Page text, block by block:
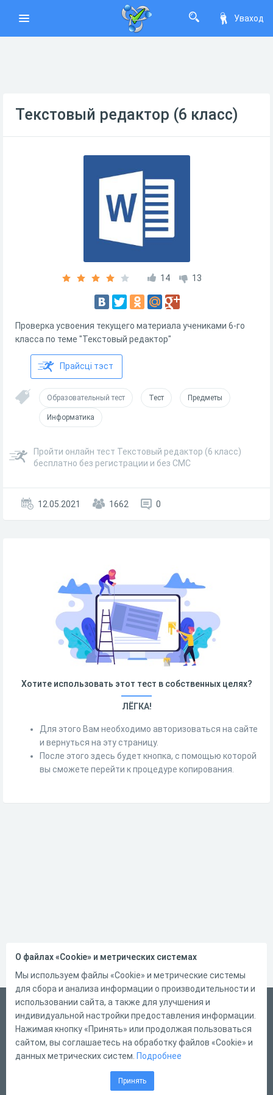
Уваход
Текстовый редактор (6 класс)
14 13
Проверка усвоения текущего материала учениками 6-го
класса по теме "Текстовый редактор"
Прайсці тэст
Образовательный тест Тест Предметы
Информатика
Пройти онлайн тест Текстовый редактор (6 класс)
бесплатно без регистрации и без СМС
12.05.2021 1662 0
Хотите использовать этот тест в собственных целях?
ЛЁГКА!
Для этого Вам необходимо авторизоваться на сайте
и вернуться на эту страницу.
После этого здесь будет кнопка, с помощью которой
вы сможете перейти к процедуре копирования.
Беларускі
Справка
Форма обратной связи
О файлах «Cookie» и метрических системах
Мы используем файлы «Cookie» и метрические системы
для сбора и анализа информации о производительности и
использовании сайта, а также для улучшения и
индивидуальной настройки предоставления информации.
Нажимая кнопку «Принять» или продолжая пользоваться
сайтом, вы соглашаетесь на обработку файлов «Cookie» и
данных метрических систем. Подробнее
Принять